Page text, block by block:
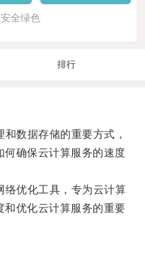
全绿色
排行
数据存储的重要方式，
何确保云计算服务的速度
优化工具，专为云计算
和优化云计算服务的重要